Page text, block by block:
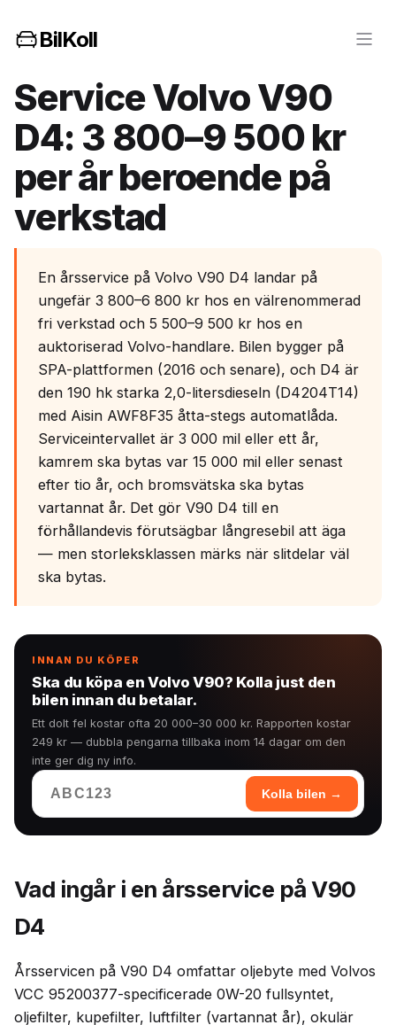
BilKoll
Service Volvo V90
D4: 3 800–9 500 kr
per år beroende på
verkstad
En årsservice på Volvo V90 D4 landar på
ungefär 3 800–6 800 kr hos en välrenommerad
fri verkstad och 5 500–9 500 kr hos en
auktoriserad Volvo-handlare. Bilen bygger på
SPA-plattformen (2016 och senare), och D4 är
den 190 hk starka 2,0-litersdieseln (D4204T14)
med Aisin AWF8F35 åtta-stegs automatlåda.
Serviceintervallet är 3 000 mil eller ett år,
kamrem ska bytas var 15 000 mil eller senast
efter tio år, och bromsvätska ska bytas
vartannat år. Det gör V90 D4 till en
förhållandevis förutsägbar långresebil att äga
— men storleksklassen märks när slitdelar väl
ska bytas.
INNAN DU KÖPER
Ska du köpa en Volvo V90? Kolla just den
bilen innan du betalar.
Ett dolt fel kostar ofta 20 000–30 000 kr. Rapporten kostar
249 kr — dubbla pengarna tillbaka inom 14 dagar om den
inte ger dig ny info.
Kolla bilen →
Vad ingår i en årsservice på V90
D4
Årsservicen på V90 D4 omfattar oljebyte med Volvos
VCC 95200377-specificerade 0W-20 fullsyntet,
oljefilter, kupefilter, luftfilter (vartannat år), okulär